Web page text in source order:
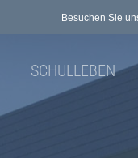
Besuchen Sie
SCHULLEBEN